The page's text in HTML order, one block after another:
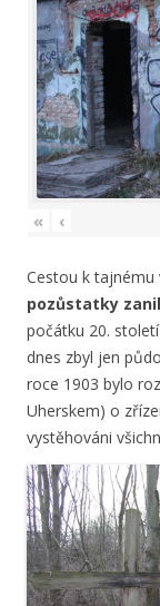
« ‹
Cestou k tajnému
pozůstatky
počátku 20.
dnes zbyl jen
roce 1903 bylo
Uherskem) o
vystěhováni